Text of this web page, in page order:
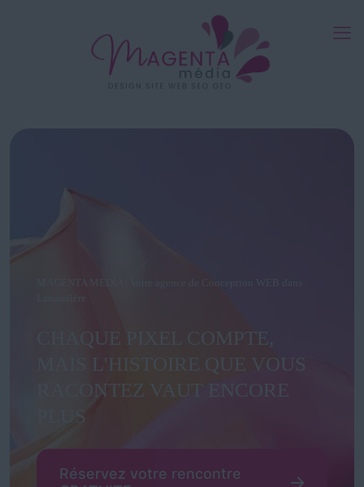
MAGENTA MEDIA | Votre agence de Conception WEB dans
CHAQUE PIXEL COMPTE,
MAIS L'HISTOIRE QUE VOUS
RACONTEZ VAUT ENCORE
PLUS
Réservez votre rencontre